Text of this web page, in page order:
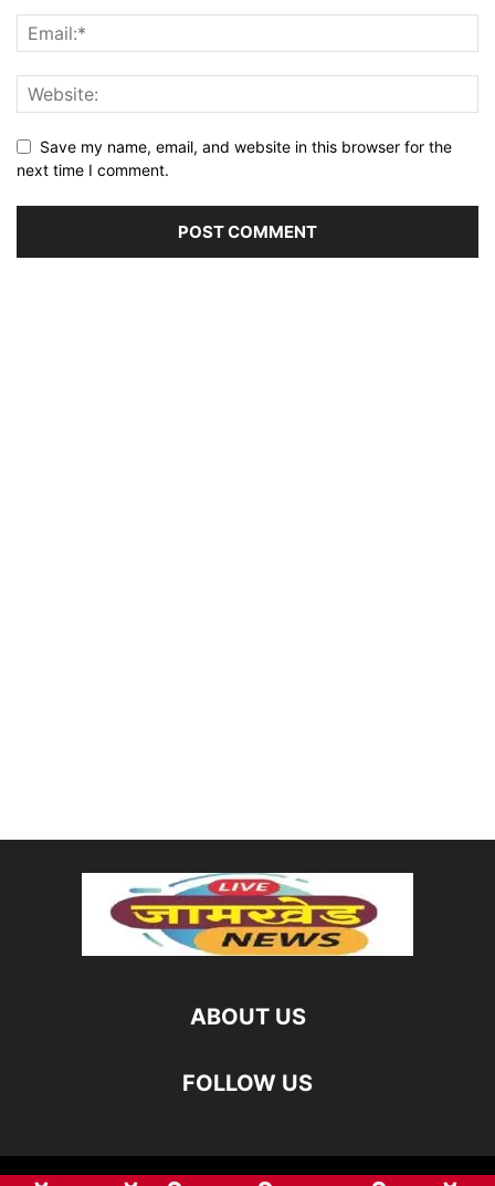
Save my name, email, and website in this browser for the
next time I comment.
ABOUT US
FOLLOW US